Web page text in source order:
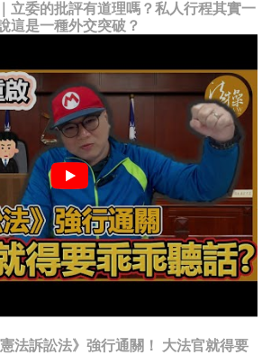
立委的批評有道理嗎？私人行程其實一
這是一種外交突破？
法訴訟法》強行通關！ 大法官就得要